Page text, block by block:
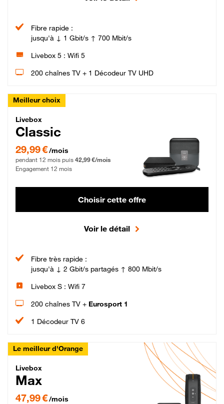
Fibre rapide :
jusqu'à ↓ 1 Gbit/s ↑ 700 Mbit/s
Livebox 5 : Wifi 5
200 chaînes TV + 1 Décodeur TV UHD
Meilleur choix
Livebox Classic Fibre
Livebox
Classic
29,99 € par mois pendant 12 mois puis 42,99 € par mois, Engagement 12 mois
29,99 €/mois
pendant 12 mois puis 42,99 €/mois
Engagement 12 mois
Choisir cette offre
Voir le détail
Fibre très rapide :
jusqu'à ↓ 2 Gbit/s partagés ↑ 800 Mbit/s
Livebox S : Wifi 7
200 chaînes TV + Eurosport 1
1 Décodeur TV 6
Le meilleur d'Orange
Livebox Max Fibre
Livebox
Max
47,99 € par mois pendant 12 mois puis 57,99 € par mois, Engagement 12 mois
47,99 €/mois